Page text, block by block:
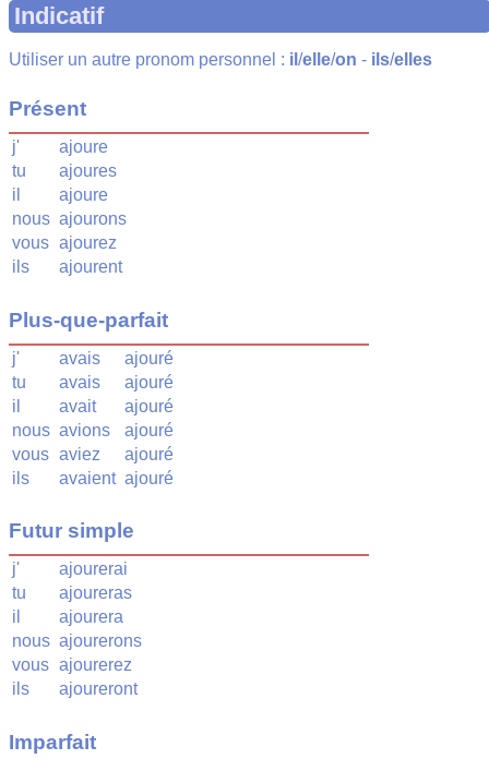
Indicatif
Utiliser un autre pronom personnel : il /elle/on - ils/elles
Présent
j'
ajoure
tu
ajoures
il
ajoure
nous ajourons
vous ajourez
ils
ajourent
Plus-que-parfait
j' avais
ajouré
tu
avais
ajouré
il
avait
ajouré
nous avions
ajouré
vous aviez
ajouré
ils
avaient ajouré
Futur simple
j'
ajourerai
tu
ajoureras
il
ajourera
nous ajourerons
vous ajourerez
ils
ajoureront
Imparfait